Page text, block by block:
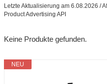
Letzte Aktualisierung am 6.08.2026 /
Product Advertising API
Keine Produkte gefunden.
NEU